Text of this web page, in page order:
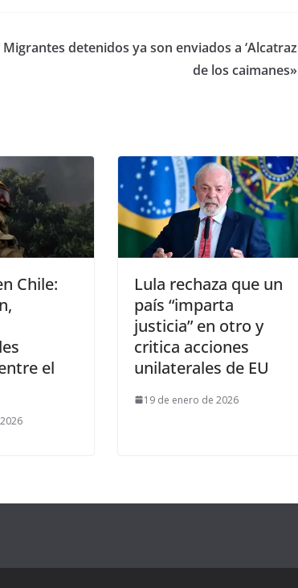
Migrantes detenidos ya son enviados a ‘Alcatraz
de los caimanes»
Chile:
el
Lula rechaza que un
país “imparta
justicia” en otro y
critica acciones
unilaterales de EU
19 de enero de 2026